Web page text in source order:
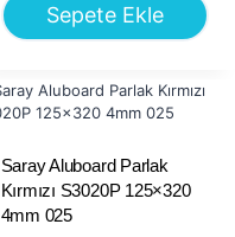
Sepete Ekle
Saray Aluboard Parlak
Kırmızı S3020P 125×320
4mm 025